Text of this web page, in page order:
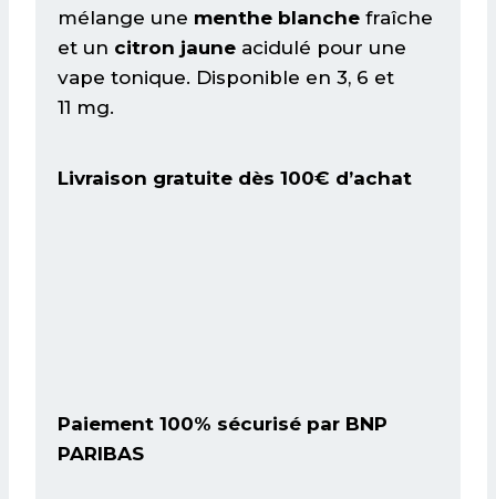
Roykin
(10
ml)
mélange une menthe blanche fraîche
et un citron jaune acidulé pour une
vape tonique. Disponible en 3, 6 et
11 mg.
Livraison gratuite dès 100€ d’achat
Paiement 100% sécurisé par BNP
PARIBAS